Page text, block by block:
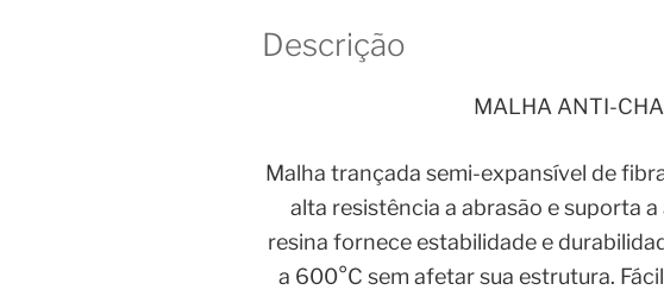
Descrição
MALHA ANTI-
Malha trançada semi-expansível de
alta resistência a abrasão e suporta
resina fornece estabilidade e
a 600°C sem afetar sua estrutura.